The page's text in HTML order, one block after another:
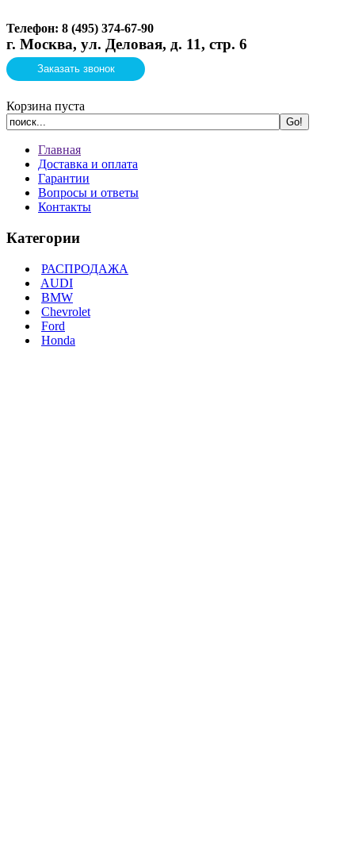
Телефон: 8 (495) 374-67-90
г. Москва, ул. Деловая, д. 11, стр. 6
Заказать звонок
Корзина пуста
Главная
Доставка и оплата
Гарантии
Вопросы и ответы
Контакты
Категории
РАСПРОДАЖА
AUDI
BMW
Chevrolet
Ford
Honda